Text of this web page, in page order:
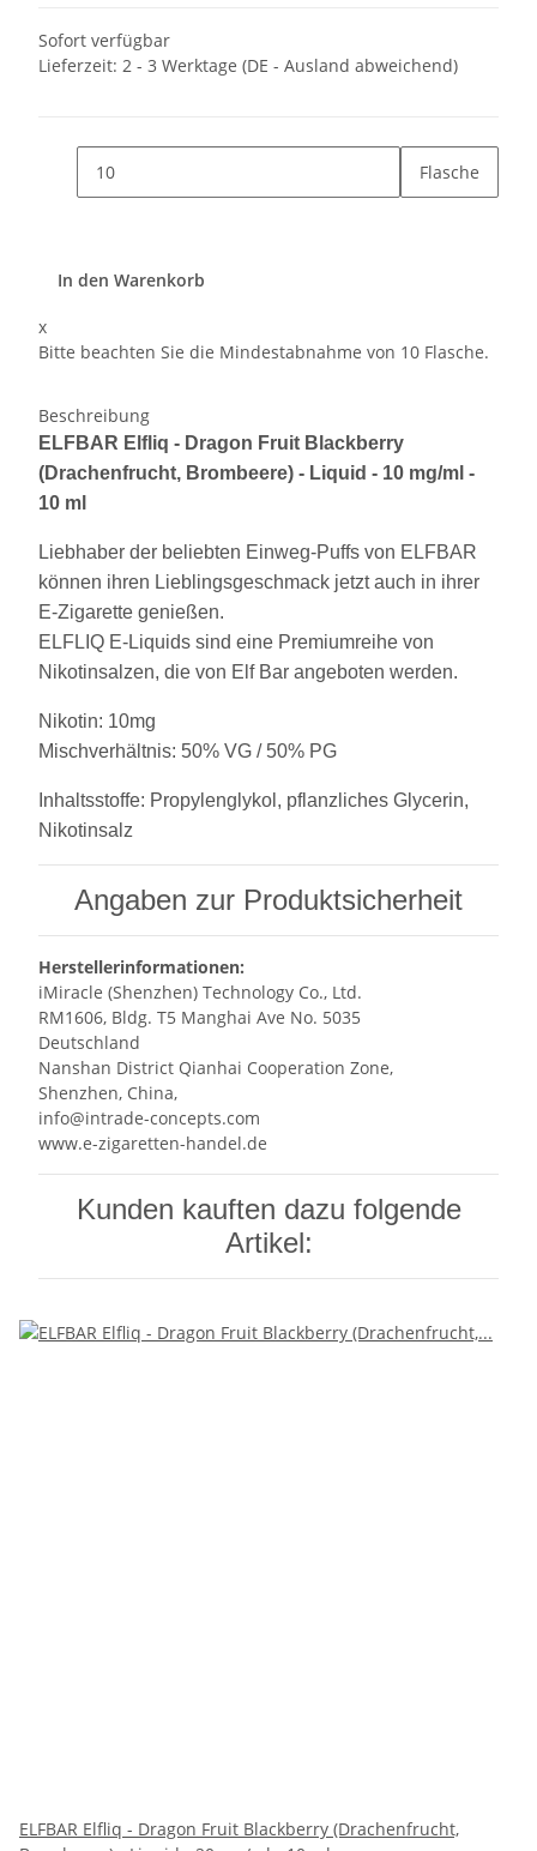
Sofort verfügbar
Lieferzeit: 2 - 3 Werktage (DE - Ausland abweichend)
Flasche
In den Warenkorb
x
Bitte beachten Sie die Mindestabnahme von 10 Flasche.
Beschreibung
ELFBAR Elfliq - Dragon Fruit Blackberry
(Drachenfrucht, Brombeere) - Liquid - 10 mg/ml -
10 ml
Liebhaber der beliebten Einweg-Puffs von ELFBAR
können ihren Lieblingsgeschmack jetzt auch in ihrer
E-Zigarette genießen.
ELFLIQ E-Liquids sind eine Premiumreihe von
Nikotinsalzen, die von Elf Bar angeboten werden.
Nikotin: 10mg
Mischverhältnis: 50% VG / 50% PG
Inhaltsstoffe: Propylenglykol, pflanzliches Glycerin,
Nikotinsalz
Angaben zur Produktsicherheit
Herstellerinformationen:
iMiracle (Shenzhen) Technology Co., Ltd.
RM1606, Bldg. T5 Manghai Ave No. 5035
Deutschland
Nanshan District Qianhai Cooperation Zone,
Shenzhen, China,
info@intrade-concepts.com
www.e-zigaretten-handel.de
Kunden kauften dazu folgende
Artikel:
ELFBAR Elfliq - Dragon Fruit Blackberry (Drachenfrucht,